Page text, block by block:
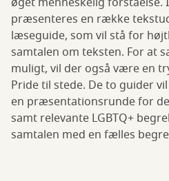
præsenteres en række
læseguide, som vil stå for
samtalen om teksten. For at
muligt, vil der også være en
Pride til stede. De to guider
en præsentationsrunde for
samt relevante LGBTQ+
samtalen med en fælles